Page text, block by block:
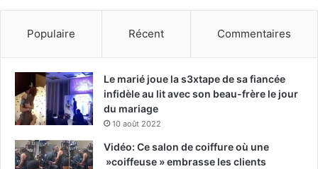
Populaire Récent Commentaires
Le marié joue la s3xtape de sa fiancée
infidèle au lit avec son beau-frère le jour
du mariage
10 août 2022
Vidéo: Ce salon de coiffure où une
»coiffeuse » embrasse les clients